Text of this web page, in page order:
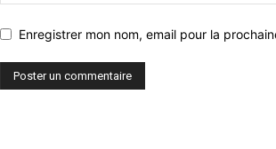
Enregistrer mon nom, email pour la